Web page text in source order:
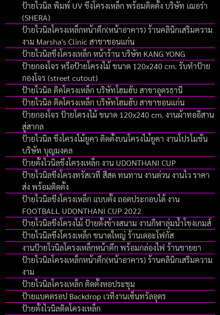
ป้ายไวนิล พิมพ์ UV ขึงโครงเหล็ก พร้อมติดตั้ง บริษัท เฌอร่า
(SHERA)
ป้ายไวนิลโครงเหล็กหน้าตึก(หน้าอาคาร) ร้านคลินิกเสริมความ
งาม Marsha's Clinic สาขาขอนแก่น
ป้ายไวนิลขึงโครงเหล็ก หน้าร้าน บริษัท KANG YONG
ป้ายกองโจร หรือป้ายโครงไม้ ขนาด 120x240 cm. รับทำป้าย
กองโจร (street cutout)
ป้ายไวนิล ติดโครงเหล็ก บริษัทโฮมฮับ สาขาอุดรธานี
ป้ายไวนิล ติดโครงเหล็ก บริษัทโฮมฮับ สาขาขอนแก่น
ป้ายกองโจร ป้ายโครงไม้ ขนาด 120x240 cm. งานผ้าทออีสาน
สู่สากล
ป้ายไวนิล ขึงโครงไม้ยูคา ติดตั้งบนโครงไม่้ยูคา งานโปรโมชั่น
บริษัท บุญมงคล
ป้ายตั้งไวนิลขึงโครงเหล็ก งาน UDONTHANI CUP
ป้ายไวนิลขึงโครงทรัสเวที สีสด ทนทาน งานด่วน งานไว ราคา
ส่ง พร้อมติดตั้ง
ป้ายไวนิลขึงโครงเหล็ก แบบตั้ง ถอดประกอบได้ งาน
FOOTBALL UDONTHANI CUP 2022
ป้ายไวนิลขึงโครงไม้ ป้ายตั้งข้างสนาม งานกีฬาลุ่มน้ำโขงเกมส์
ป้ายไวนิลขึงโครงเหล็ก ขนาดใหญ่ ร้านเดอะโฟกัส
งานป้ายไวนิลโครงเหล็กหน้าตึก พร้อมกล่องไฟ ร้านขายยา
ป้ายไวนิลโครงเหล็กหน้าตึก(หน้าอาคาร) ร้านคลินิกเสริมความ
งาม
ป้ายไวนิลโครงเหล็ก ติดตั้งหอประชุม
ป้ายแบคดรอป Backdrop เวทีงานเซ็นทรัลอุดร
ป้ายตั้งไวนิลติดโครงเหล็ก